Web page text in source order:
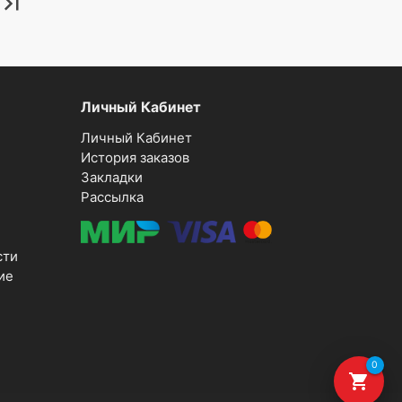
shopping_cart
0
Личный Кабинет
Личный Кабинет
История заказов
Закладки
Рассылка